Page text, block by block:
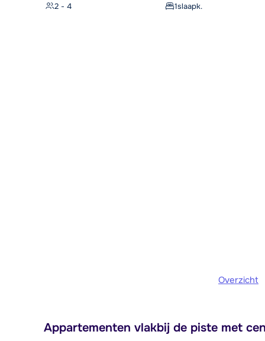
2 - 4 1slaapk.
Overzicht
Appartementen vlakbij de piste met